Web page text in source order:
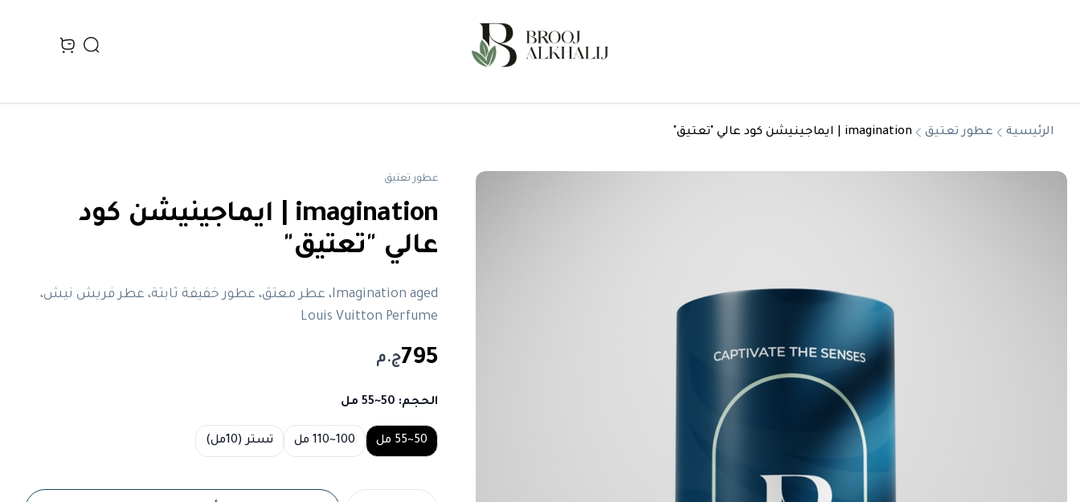
Search
view bag
الرئيسية عطور تعتيق imagination | ايماجينيشن كود عالي "تعتيق"
عطور تعتيق
imagination | ايماجينيشن كود
عالي "تعتيق"
Imagination aged، عطر معتق، عطور خفيفة ثابتة، عطر فريش نيش،
Louis Vuitton Perfume
795ج.م
الحجم: 50~55 مل
Choose a size
50~55 مل 100~110 مل تستر (10مل)